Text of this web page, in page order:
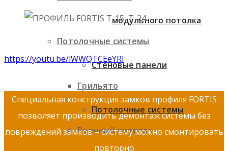
Потолочные системы
Грильято
Реечный потолок
модульного потолка
Стеновые панели
Потолочные системы
https://youtu.be/lWWQTCEeYRI
Специальная конструкция замков профиля FORTIS
позволяет производить демонтаж системы без
повреждений замков – систему можно смонтировать
повторно